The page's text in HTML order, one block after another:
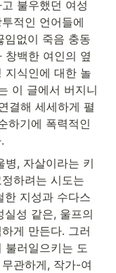
불우했던 여성
적인 언어들에
없이 죽음 충동
창백한 여인의 옆
지식인에 대한 놀
이 글에서 버지니
결해 세세하게 펼
하기에 폭력적인
병, 자살이라는 키
하려는 시도는
한 지성과 수다스
성 같은, 울프의
게 만든다. 그러
불러일으키는 도
관하게, 작가-여